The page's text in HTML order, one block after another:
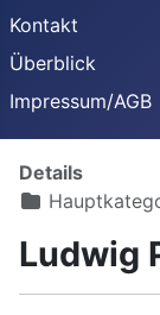
Kontakt
Überblick
Impressum/AGB
Details
Ludwig